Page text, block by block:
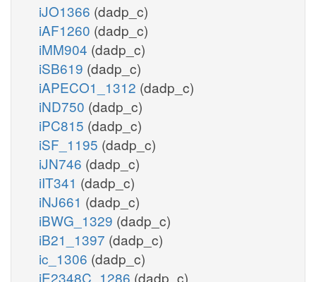
iJO1366 (dadp_c)
iAF1260 (dadp_c)
iMM904 (dadp_c)
iSB619 (dadp_c)
iAPECO1_1312 (dadp_c)
iND750 (dadp_c)
iPC815 (dadp_c)
iSF_1195 (dadp_c)
iJN746 (dadp_c)
iIT341 (dadp_c)
iNJ661 (dadp_c)
iBWG_1329 (dadp_c)
iB21_1397 (dadp_c)
ic_1306 (dadp_c)
iE2348C_1286 (dadp_c)